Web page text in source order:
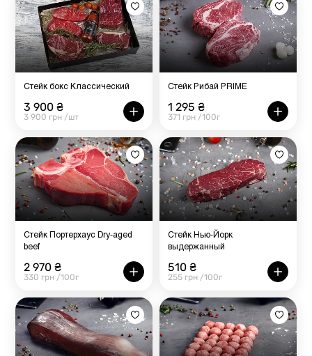
Стейк бокс Классический
3 900 ₴
3 900 грн /шт
Стейк Рибай PRIME
1 295 ₴
371 грн /100г
Стейк Портерхаус Dry-aged
beef
2 970 ₴
330 грн /100г
Стейк Нью-Йорк
выдержанный
510 ₴
255 грн /100г